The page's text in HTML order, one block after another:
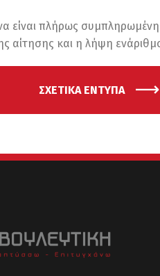
είναι πλήρως
αίτησης και η λήψη
ΣΧΕΤΙΚΑ ΕΝΤΥΠΑ